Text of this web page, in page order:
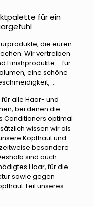
für ein
die euren
Wir vertreiben
Finishprodukte – für
eine schöne
…
für alle Haar- und
bei denen die
Conditioners optimal
wissen wir als
Kopfhaut und
besondere
sind auch
Haar, für die
sowie gegen
Teil unseres